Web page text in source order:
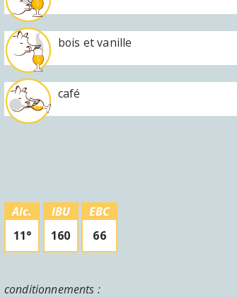
bois et vanille
café
Alc.
11°
IBU
160
EBC
66
conditionnements :